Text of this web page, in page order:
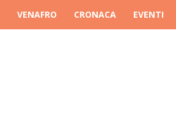
VENAFRO CRONACA EVENTI